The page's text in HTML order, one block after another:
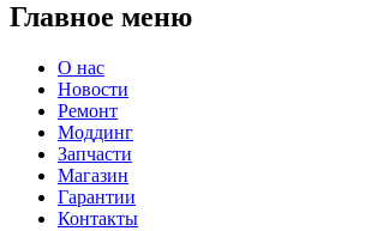
Главное меню
О нас
Новости
Ремонт
Моддинг
Запчасти
Магазин
Гарантии
Контакты